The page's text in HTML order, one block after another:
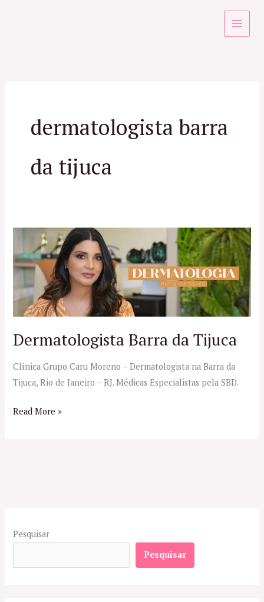
dermatologista barra
da tijuca
Dermatologista Barra da Tijuca
Clínica Grupo Caru Moreno – Dermatologista na Barra da
Tijuca, Rio de Janeiro – RJ. Médicas Especialistas pela SBD.
Dermatologista
Barra
da
Read More »
Pesquisar
Pesquisar